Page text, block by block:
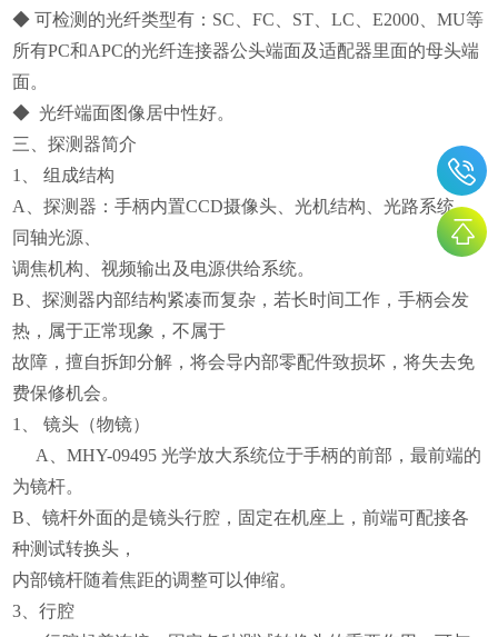
◆ 可检测的光纤类型有：SC、FC、ST、LC、E2000、MU等
所有PC和APC的光纤连接器公头端面及适配器里面的母头端
面。
◆ 光纤端面图像居中性好。
三、探测器简介
1、 组成结构
A、探测器：手柄内置CCD摄像头、光机结构、光路系统、
同轴光源、
调焦机构、视频输出及电源供给系统。
B、探测器内部结构紧凑而复杂，若长时间工作，手柄会发
热，属于正常现象，不属于
故障，擅自拆卸分解，将会导内部零配件致损坏，将失去免
费保修机会。
1、 镜头（物镜）
A、MHY-09495 光学放大系统位于手柄的前部，最前端的
为镜杆。
B、镜杆外面的是镜头行腔，固定在机座上，前端可配接各
种测试转换头，
内部镜杆随着焦距的调整可以伸缩。
3、行腔